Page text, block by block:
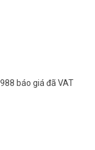
Nano
báo giá đã VAT